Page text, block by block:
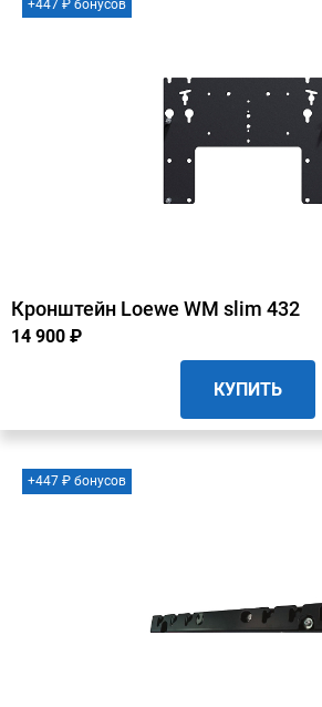
+447 ₽ бонусов
Кронштейн Loewe WM slim 432
14 900 ₽
КУПИТЬ
+447 ₽ бонусов